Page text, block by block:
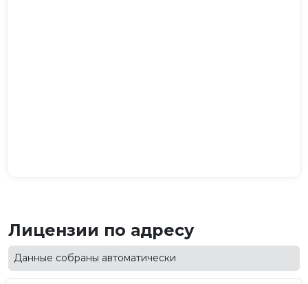
Лицензии по адресу
Данные собраны автоматически